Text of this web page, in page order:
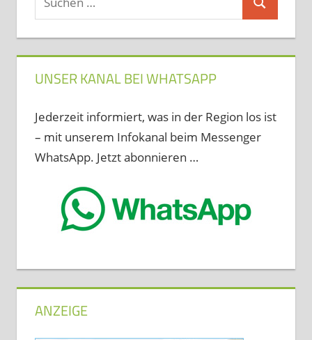
nach:
Suchen
UNSER KANAL BEI WHATSAPP
Jederzeit informiert, was in der Region los ist
– mit unserem Infokanal beim Messenger
WhatsApp. Jetzt abonnieren …
ANZEIGE